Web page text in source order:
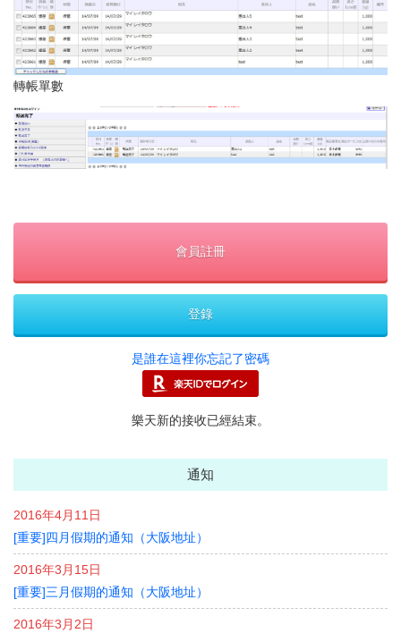
轉帳單數
會員註冊
登錄
是誰在這裡你忘記了密碼
樂天新的接收已經結束。
通知
2016年4月11日
[重要]四月假期的通知（大阪地址）
2016年3月15日
[重要]三月假期的通知（大阪地址）
2016年3月2日